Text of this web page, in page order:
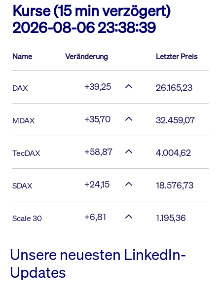
Kurse (15 min verzögert)
2026-08-06 23:38:39
Name Veränderung Letzter Preis
DAX +39,25 26.165,23
MDAX +35,70 32.459,07
TecDAX +58,87 4.004,62
SDAX +24,15 18.576,73
Scale 30 +6,81 1.195,36
Unsere neuesten LinkedIn-
Updates